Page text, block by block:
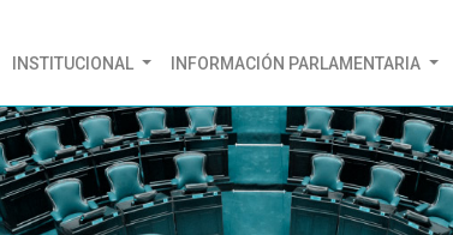
(CURRENT)
INSTITUCIONAL INFORMACIÓN PARLAMENTARIA